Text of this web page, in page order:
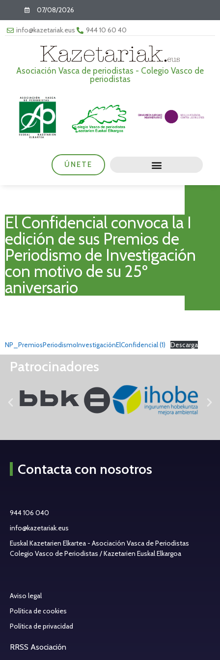
07/08/2026
info@kazetariak.eus 944 10 60 40
Asociación Vasca de periodistas - Colegio Vasco de
periodistas
ÚNETE
El Confidencial convoca la I
edición de sus Premios de
Periodismo de Investigación
con motivo de su 25º
aniversario
NP_PremiosPeriodismoInvestigaciónElConfidencial (1) Descarga
Patrocinadores
Contacta con nosotros
944 106 040
info@kazetariak.eus
Euskal Kazetarien Elkartea - Asociación Vasca de Periodistas
Colegio Vasco de Periodistas / Kazetarien Euskal Elkargoa
Aviso legal
Política de cookies
Política de privacidad
RRSS Asociación